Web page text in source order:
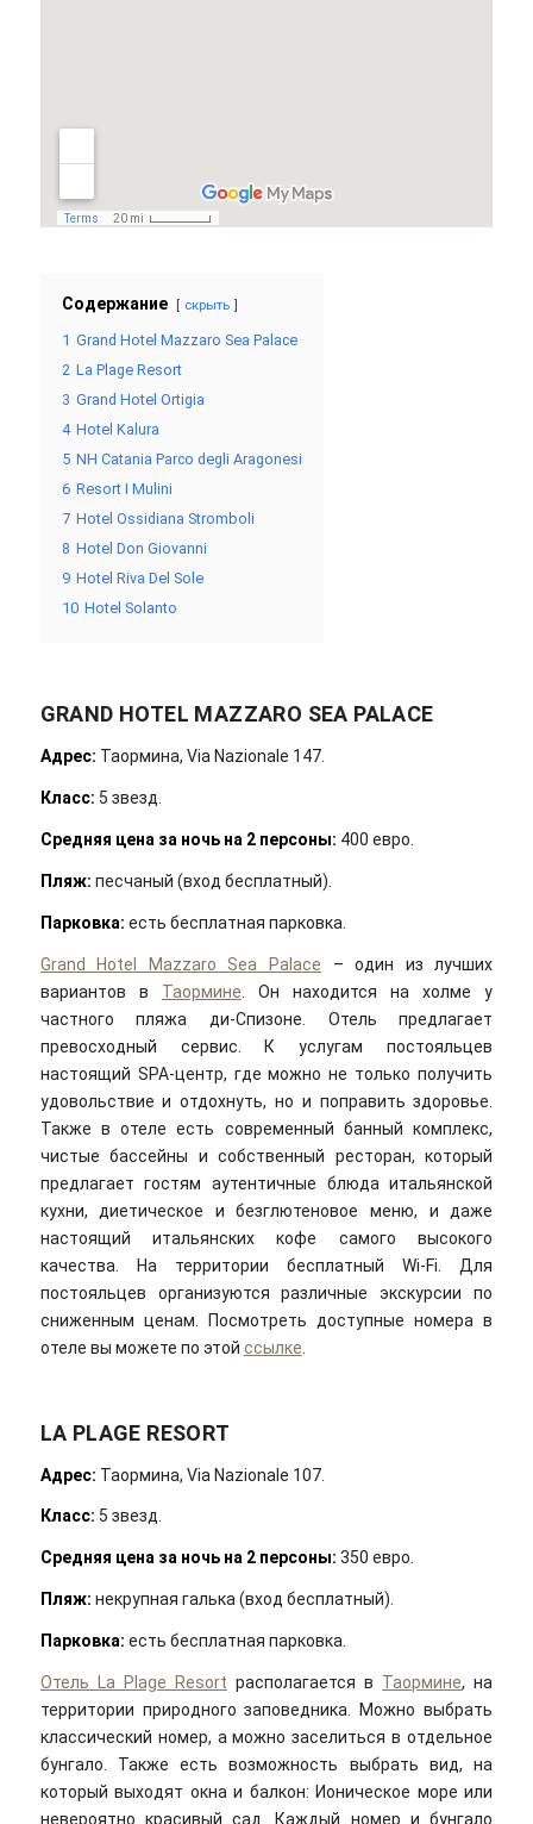
Содержание скрыть
1 Grand Hotel Mazzaro Sea Palace
2 La Plage Resort
3 Grand Hotel Ortigia
4 Hotel Kalura
5 NH Catania Parco degli Aragonesi
6 Resort I Mulini
7 Hotel Ossidiana Stromboli
8 Hotel Don Giovanni
9 Hotel Riva Del Sole
10 Hotel Solanto
GRAND HOTEL MAZZARO SEA PALACE
Адрес: Таормина, Via Nazionale 147.
Класс: 5 звезд.
Средняя цена за ночь на 2 персоны: 400 евро.
Пляж: песчаный (вход бесплатный).
Парковка: есть бесплатная парковка.
Grand Hotel Mazzaro Sea Palace – один из лучших
вариантов в Таормине . Он находится на холме у
частного пляжа ди-Спизоне. Отель предлагает
превосходный сервис. К услугам постояльцев
настоящий SPA-центр, где можно не только получить
удовольствие и отдохнуть, но и поправить здоровье.
Также в отеле есть современный банный комплекс,
чистые бассейны и собственный ресторан, который
предлагает гостям аутентичные блюда итальянской
кухни, диетическое и безглютеновое меню, и даже
настоящий итальянских кофе самого высокого
качества. На территории бесплатный Wi-Fi. Для
постояльцев организуются различные экскурсии по
сниженным ценам. Посмотреть доступные номера в
отеле вы можете по этой ссылке
LA PLAGE RESORT
Адрес: Таормина, Via Nazionale 107.
Класс: 5 звезд.
Средняя цена за ночь на 2 персоны: 350 евро.
Пляж: некрупная галька (вход бесплатный).
Парковка: есть бесплатная парковка.
Отель La Plage Resort располагается в Таормине, на
территории природного заповедника. Можно выбрать
классический номер, а можно заселиться в отдельное
бунгало. Также есть возможность выбрать вид, на
который выходят окна и балкон: Ионическое море или
невероятно красивый сад. Каждый номер и бунгало